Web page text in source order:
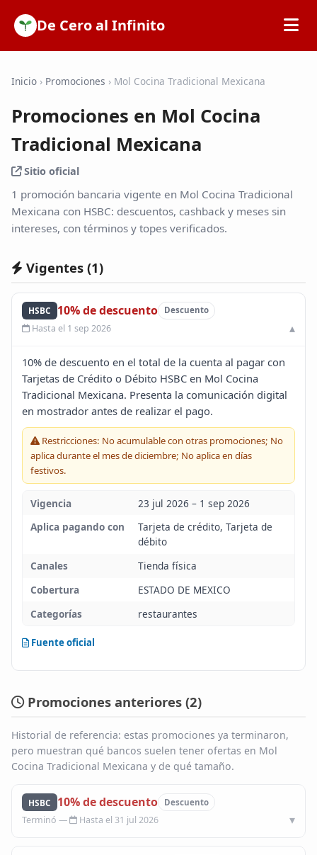
De Cero al Infinito
SOFIPOs
Calculadoras
Promociones
Blog
Infinito
Inicio › Promociones › Mol Cocina Tradicional Mexicana
Promociones en Mol Cocina
Tradicional Mexicana
Sitio oficial
1 promoción bancaria vigente en Mol Cocina Tradicional
Mexicana con HSBC: descuentos, cashback y meses sin
intereses, con términos y topes verificados.
Vigentes (1)
HSBC 10% de descuento Descuento
Hasta el 1 sep 2026
10% de descuento en el total de la cuenta al pagar con
Tarjetas de Crédito o Débito HSBC en Mol Cocina
Tradicional Mexicana. Presenta la comunicación digital
en mostrador antes de realizar el pago.
Restricciones: No acumulable con otras promociones; No
aplica durante el mes de diciembre; No aplica en días
festivos.
Vigencia
23 jul 2026 – 1 sep 2026
Aplica pagando con
Tarjeta de crédito, Tarjeta de
débito
Canales
Tienda física
Cobertura
ESTADO DE MEXICO
Categorías
restaurantes
Fuente oficial
Promociones anteriores (2)
Historial de referencia: estas promociones ya terminaron,
pero muestran qué bancos suelen tener ofertas en Mol
Cocina Tradicional Mexicana y de qué tamaño.
HSBC 10% de descuento Descuento
Hasta el 31 jul 2026